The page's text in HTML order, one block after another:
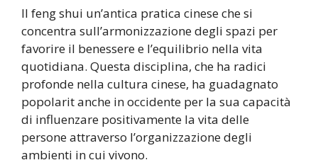
Il feng shui un’antica pratica cinese che si
concentra sull’armonizzazione degli spazi per
favorire il benessere e l’equilibrio nella vita
quotidiana. Questa disciplina, che ha radici
profonde nella cultura cinese, ha guadagnato
popolarit anche in occidente per la sua capacità
di influenzare positivamente la vita delle
persone attraverso l’organizzazione degli
ambienti in cui vivono.